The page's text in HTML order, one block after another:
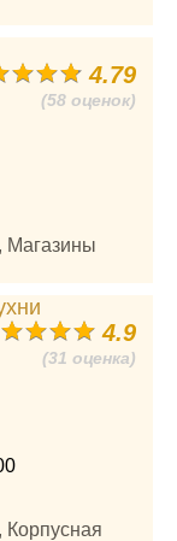
4.79
(58 оценок)
Магазины
4.9
(31 оценка)
Корпусная